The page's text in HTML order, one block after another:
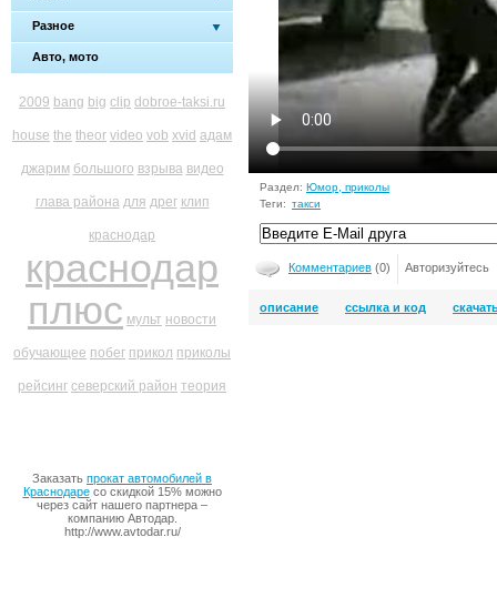
Разное
Авто, мото
2009 bang big clip dobroe-taksi.ru
house the theor video vob xvid адам
джарим большого взрыва видео
глава района для дрег клип
краснодар
краснодар
плюс мульт новости
обучающее побег прикол приколы
рейсинг северский район теория
Заказать прокат автомобилей в
Краснодаресо скидкой 15% можно
через сайт нашего партнера –
компанию Автодар.
http://www.avtodar.ru/
Раздел: Юмор, приколы
Теги: такси
Комментариев (0) Авторизуйтесь
описание ссылка и код